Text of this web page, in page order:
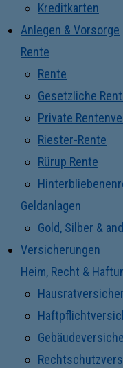
Kreditkarten
Anlegen & Vorsorge
Rente
Rente
Gesetzliche
Private
Riester-Rente
Rürup Rente
Geldanlagen
Gold, Silber &
Versicherungen
Heim, Recht &